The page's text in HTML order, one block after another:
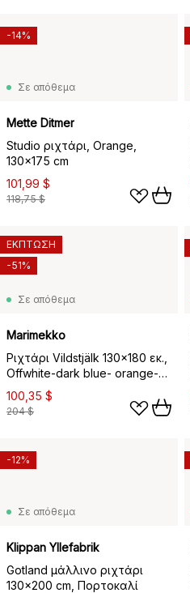
Σε απόθεμα
Mette Ditmer
Studio ριχτάρι, Orange,
130x175 cm
101,99 $
118,75 $
-14%
Σε απόθεμα
Marimekko
Ριχτάρι Vildstjälk 130x180 εκ.,
Offwhite-dark blue- orange-
red
100,35 $
204 $
ΕΚΠΤΩΣΗ
-51%
Σε απόθεμα
Klippan Yllefabrik
Gotland μάλλινο ριχτάρι
130x200 cm, Πορτοκαλί
-12%